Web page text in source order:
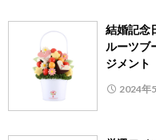
結婚記念
ルーツブ
ジメント
2024年